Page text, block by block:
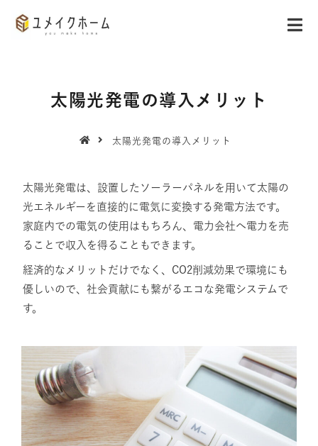
太陽光発電の導入メリット
太陽光発電の導入メリット
太陽光発電は、設置したソーラーパネルを用いて太陽の
光エネルギーを直接的に電気に変換する発電方法です。
家庭内での電気の使用はもちろん、電力会社へ電力を売
ることで収入を得ることもできます。
経済的なメリットだけでなく、CO2削減効果で環境にも
優しいので、社会貢献にも繋がるエコな発電システムで
す。